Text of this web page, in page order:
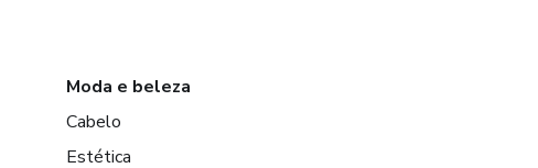
Moda e beleza
Cabelo
Estética